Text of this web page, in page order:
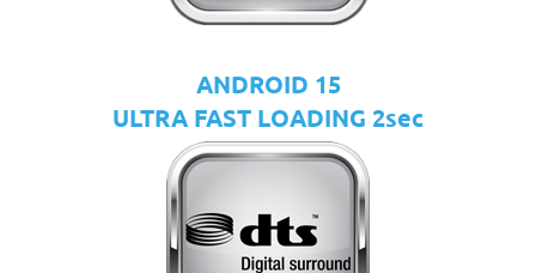
ANDROID 15
ULTRA FAST LOADING 2sec